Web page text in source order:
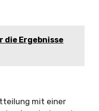
die Ergebnisse
mit einer